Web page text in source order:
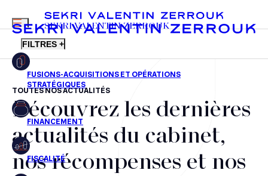
FR EN
MENU
SEKRI VALENTIN ZERROUK
FILTRES +
Fusions-acquisitions et opérations stratégiques
Financement
Fiscalité
TOUTES NOS ACTUALITÉS
Découvrez les dernières
actualités du cabinet,
nos récompenses et nos